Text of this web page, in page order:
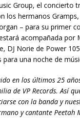
Group, el concierto
los hermanos
– para su primer
acompañada por
DJ Norie de Power
una noche de
en los últimos 25
de VP Records. Así
con la banda y
y cantante Peetah